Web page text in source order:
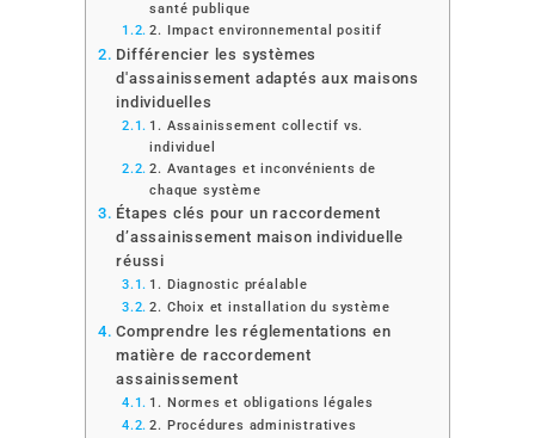
santé publique
2. Impact environnemental positif
Différencier les systèmes
d'assainissement adaptés aux maisons
individuelles
1. Assainissement collectif vs.
individuel
2. Avantages et inconvénients de
chaque système
Étapes clés pour un raccordement
d’assainissement maison individuelle
réussi
1. Diagnostic préalable
2. Choix et installation du système
Comprendre les réglementations en
matière de raccordement
assainissement
1. Normes et obligations légales
2. Procédures administratives